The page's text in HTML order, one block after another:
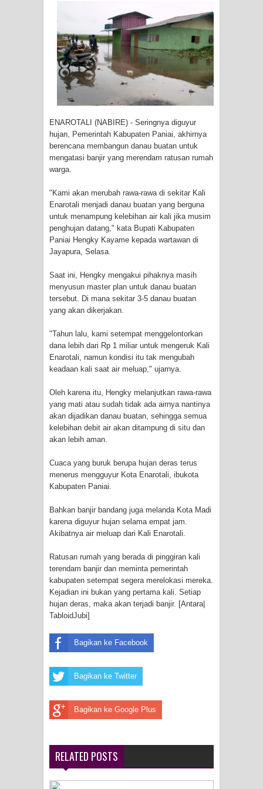
Tiga Personel Polresta Jayapura Kota
Jalani Sidang BP4R di Jayapura
Kapolresta Jayapura Kota
Mengapresiasi Antusiasme Warga
Saat Nonton Bareng Final Piala Dunia
2026 di Lapangan Karang PTC Entrop
di Kompleks Asrama Polisi Sorong
Profil Lengkap Papua Barat, Bumi
Cenderawasih di Ujung Barat Papua
Cenderawasih di Ujung Timur
Indonesia
Profil Lengkap Aceh, Provinsi
Istimewa di Ujung Sumatera
Lima Rumah Pribadi Terbakar Di
Hamadi Jayapura Selatan
Gempa M3,3 Guncang Nabire, BMKG
Imbau Waspada Susulan
Mama-Mama Pasar Lama Sentani
Protes Tumpukan Sampah dengan
Menghambur ke Tengah Jalan
Polres Jayapura Terima Laporan
Hilangnya Agustina Ester Bonsapia
Marthen Medlama Sebut Pemprov
Papua Siapkan 1000 Kuota Beasiswa
BRI Region 18 Jayapura Salurkan
Bantuan CSR untuk RS Bhayangkara
Bhayangkara ke-80
Indonesia Turns Remote Papua
ENAROTALI (NABIRE) - Seringnya diguyur
hujan, Pemerintah Kabupaten Paniai, akhirnya
berencana membangun danau buatan untuk
mengatasi banjir yang merendam ratusan rumah
warga.
"Kami akan merubah rawa-rawa di sekitar Kali
Enarotali menjadi danau buatan yang berguna
untuk menampung kelebihan air kali jika musim
penghujan datang," kata Bupati Kabupaten
Paniai Hengky Kayame kepada wartawan di
Jayapura, Selasa.
Saat ini, Hengky mengakui pihaknya masih
menyusun master plan untuk danau buatan
tersebut. Di mana sekitar 3-5 danau buatan
yang akan dikerjakan.
"Tahun lalu, kami setempat menggelontorkan
dana lebih dari Rp 1 miliar untuk mengeruk Kali
Enarotali, namun kondisi itu tak mengubah
keadaan kali saat air meluap," ujarnya.
Oleh karena itu, Hengky melanjutkan rawa-rawa
yang mati atau sudah tidak ada airnya nantinya
akan dijadikan danau buatan, sehingga semua
kelebihan debit air akan ditampung di situ dan
akan lebih aman.
Cuaca yang buruk berupa hujan deras terus
menerus mengguyur Kota Enarotali, ibukota
Kabupaten Paniai.
Bahkan banjir bandang juga melanda Kota Madi
karena diguyur hujan selama empat jam.
Akibatnya air meluap dari Kali Enarotali.
Ratusan rumah yang berada di pinggiran kali
terendam banjir dan meminta pemerintah
kabupaten setempat segera merelokasi mereka.
Kejadian ini bukan yang pertama kali. Setiap
hujan deras, maka akan terjadi banjir. [Antara|
TabloidJubi]
Bagikan ke Facebook
Bagikan ke Twitter
Bagikan ke Google Plus
RELATED POSTS